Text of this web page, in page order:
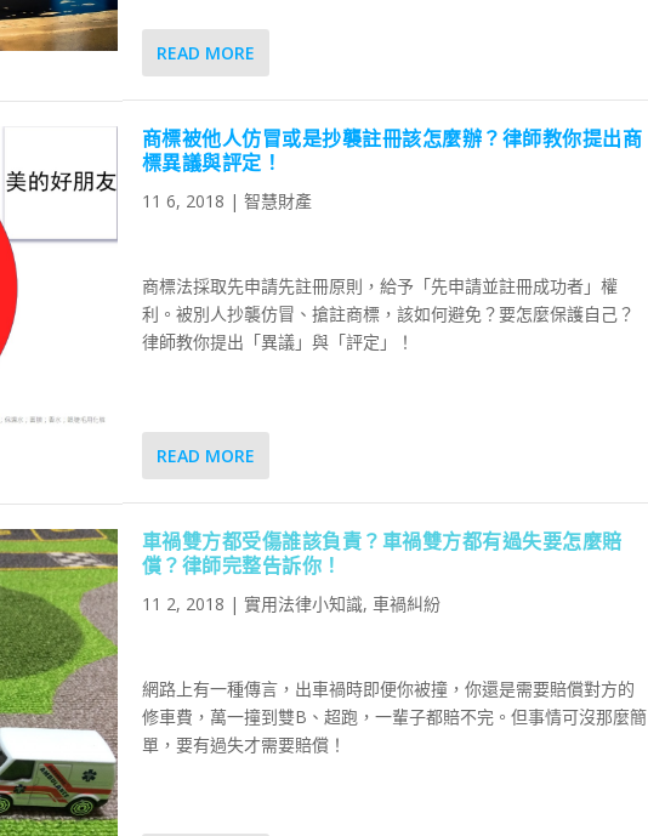
READ MORE
商標被他人仿冒或是抄襲註冊該怎麼辦？律師教你提出商
標異議與評定！
11 6, 2018 | 智慧財產
商標法採取先申請先註冊原則，給予「先申請並註冊成功者」權
利。被別人抄襲仿冒、搶註商標，該如何避免？要怎麼保護自己？
律師教你提出「異議」與「評定」！
READ MORE
車禍雙方都受傷誰該負責？車禍雙方都有過失要怎麼賠
償？律師完整告訴你！
11 2, 2018 | 實用法律小知識, 車禍糾紛
網路上有一種傳言，出車禍時即便你被撞，你還是需要賠償對方的
修車費，萬一撞到雙B、超跑，一輩子都賠不完。但事情可沒那麼簡
單，要有過失才需要賠償！